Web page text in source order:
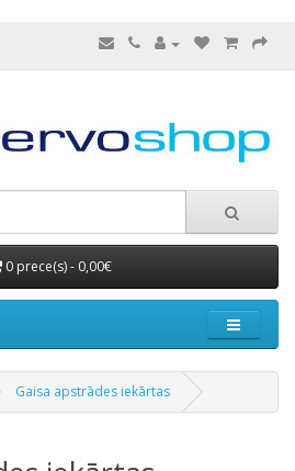
0 prece(s) - 0,00€
Gaisa apstrādes iekārtas